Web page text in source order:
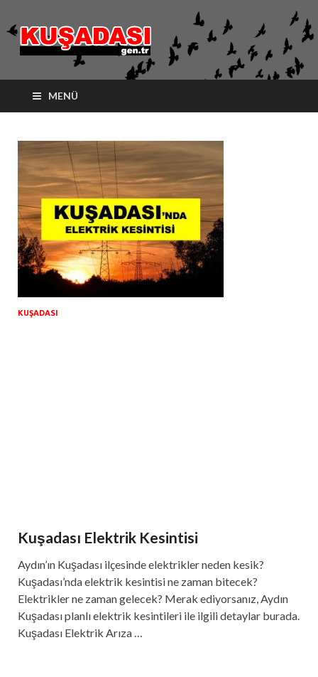
MENÜ
KUŞADASI
Kuşadası Elektrik Kesintisi
Aydın’ın Kuşadası ilçesinde elektrikler neden kesik?
Kuşadası’nda elektrik kesintisi ne zaman bitecek?
Elektrikler ne zaman gelecek? Merak ediyorsanız, Aydın
Kuşadası planlı elektrik kesintileri ile ilgili detaylar burada.
Kuşadası Elektrik Arıza …